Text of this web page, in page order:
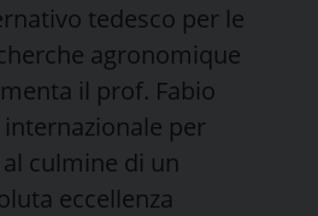
tedesco per le
agronomique
il prof. Fabio
per
culmine di un
eccellenza